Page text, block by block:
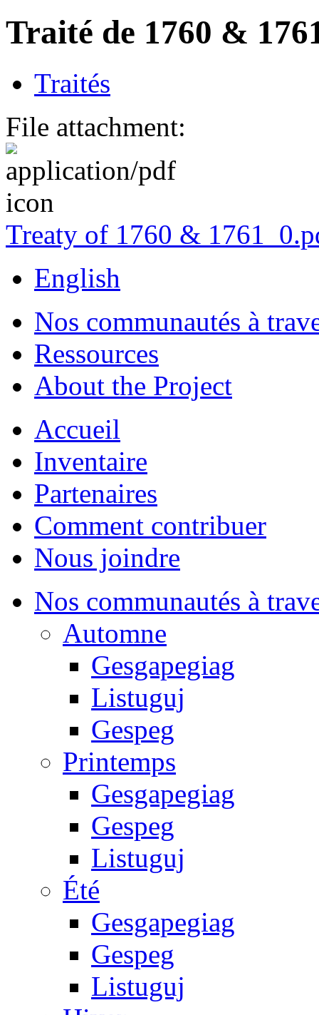
Traité de 1760 &
Traités
File attachment:
Treaty of 1760 &
English
Nos communautés à
Ressources
About the Project
Accueil
Inventaire
Partenaires
Comment contribuer
Nous joindre
Nos communautés à
Automne
Gesgapegiag
Listuguj
Gespeg
Printemps
Gesgapegiag
Gespeg
Listuguj
Été
Gesgapegiag
Gespeg
Listuguj